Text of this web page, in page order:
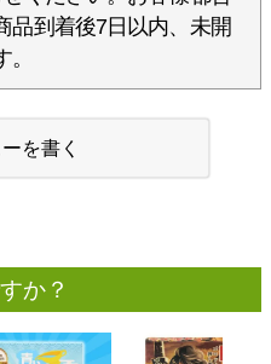
品到着後7日以内、未開
を書く
か？